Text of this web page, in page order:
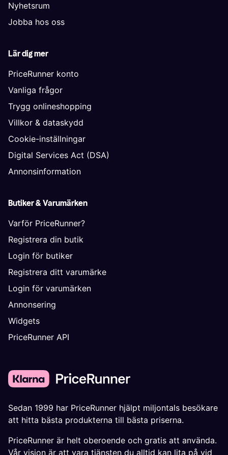
Nyhetsrum
Jobba hos oss
Lär dig mer
PriceRunner konto
Vanliga frågor
Trygg onlineshopping
Villkor & dataskydd
Cookie-inställningar
Digital Services Act (DSA)
Annonsinformation
Butiker & Varumärken
Varför PriceRunner?
Registrera din butik
Login för butiker
Registrera ditt varumärke
Login för varumärken
Annonsering
Widgets
PriceRunner API
Sedan 1999 har PriceRunner hjälpt miljontals besökare
att hitta bästa produkterna till bästa priserna.
PriceRunner är helt oberoende och gratis att använda.
Vår vision är att vara tjänsten du alltid kan lita på vid